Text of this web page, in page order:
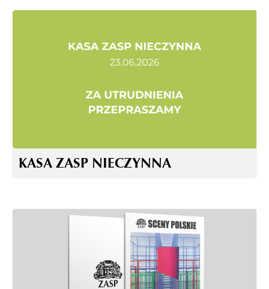
KASA ZASP NIECZYNNA